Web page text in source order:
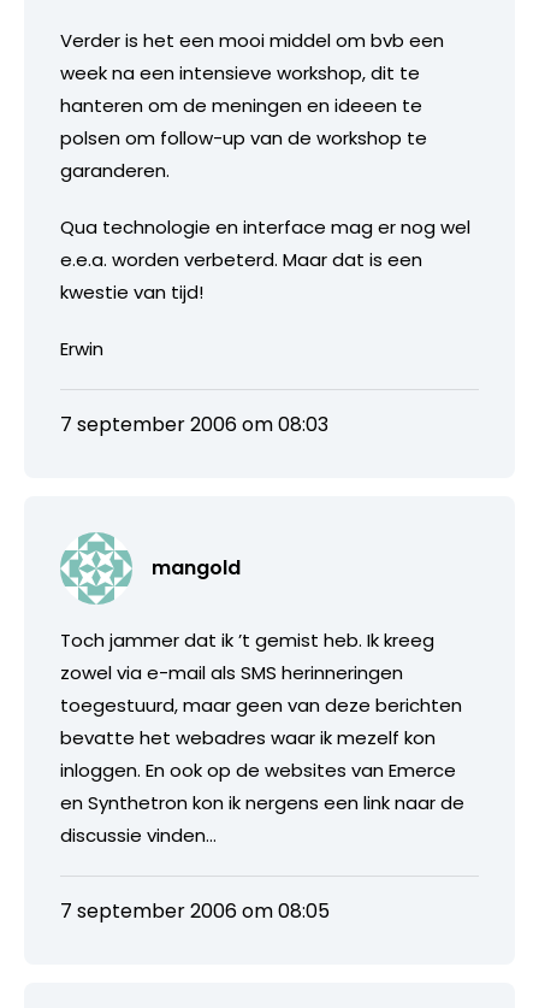
Verder is het een mooi middel om bvb een
week na een intensieve workshop, dit te
hanteren om de meningen en ideeen te
polsen om follow-up van de workshop te
garanderen.
Qua technologie en interface mag er nog wel
e.e.a. worden verbeterd. Maar dat is een
kwestie van tijd!
Erwin
7 september 2006 om 08:03
mangold
Toch jammer dat ik ’t gemist heb. Ik kreeg
zowel via e-mail als SMS herinneringen
toegestuurd, maar geen van deze berichten
bevatte het webadres waar ik mezelf kon
inloggen. En ook op de websites van Emerce
en Synthetron kon ik nergens een link naar de
discussie vinden…
7 september 2006 om 08:05